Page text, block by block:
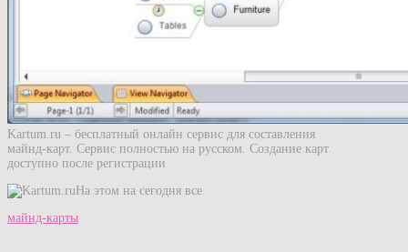
Kartum.ru – бесплатный онлайн сервис для составления
майнд-карт. Сервис полностью на русском. Создание карт
доступно после регистрации
На этом на сегодня все
майнд-карты